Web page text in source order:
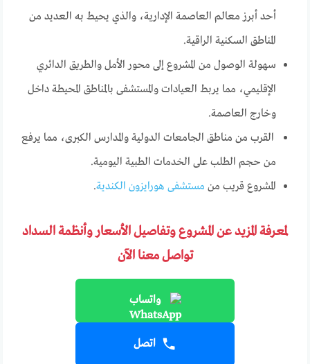
أحد أبرز معالم العاصمة الإدارية، والذي يحيط به العديد من
المناطق السكنية الراقية.
سهولة الوصول من المشروع إلى محور الأمل والطريق الدائري
الإقليمي، مما يربط العيادات والمستشفى بالمناطق المحيطة داخل
وخارج العاصمة.
القرب من مناطق الجامعات الدولية والمدارس الكبرى، مما يرفع
من حجم الطلب على الخدمات الطبية اليومية.
المشروع قريب من مستشفى هورايزون الكندية.
لمعرفة المزيد عن المشروع وتفاصيل الأسعار وأنظمة السداد
تواصل معنا الآن
واتساب
اتصل